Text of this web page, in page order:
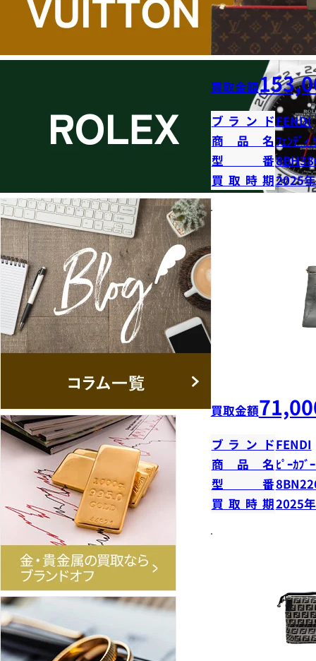
買取金額
ブランドFENDI
商品名 ﾌｪﾝﾃﾞｨ
型番
買取時期2025
買取金額
ブランドFENDI
商品名 ﾋﾟｰｶﾌ
型番
買取時期2025